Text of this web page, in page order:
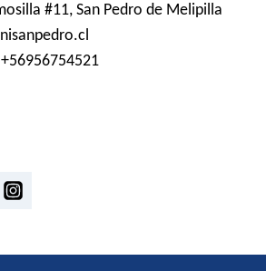
#11, San Pedro de Melipilla